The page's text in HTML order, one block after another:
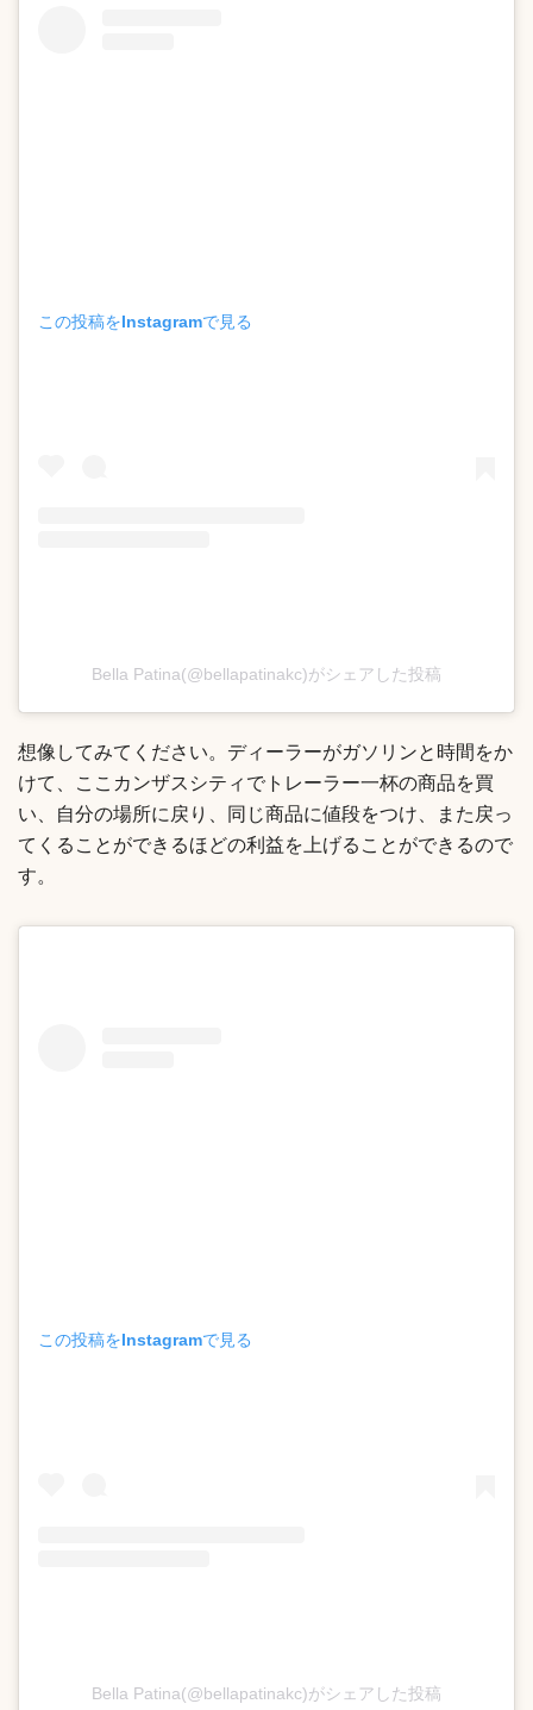
この投稿をInstagramで見る
Bella Patina(@bellapatinakc)がシェアした投稿
想像してみてください。ディーラーがガソリンと時間をか
けて、ここカンザスシティでトレーラー一杯の商品を買
い、自分の場所に戻り、同じ商品に値段をつけ、また戻っ
てくることができるほどの利益を上げることができるので
す。
この投稿をInstagramで見る
Bella Patina(@bellapatinakc)がシェアした投稿